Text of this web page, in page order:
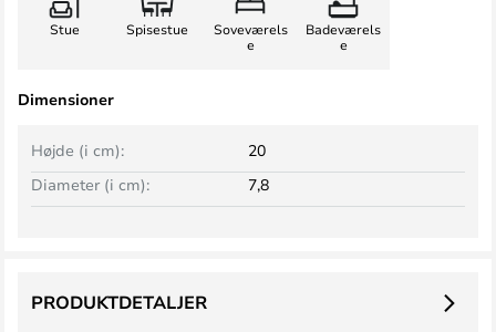
Stue Spisestue
Soveværels
e
Badeværels
e
Dimensioner
Højde (i cm):
20
Diameter (i cm):
7,8
PRODUKTDETALJER